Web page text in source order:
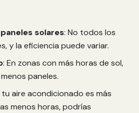
solares: No todos los
y la eficiencia puede variar.
: En zonas con más horas de sol,
paneles.
tu aire acondicionado es más
menos horas, podrías